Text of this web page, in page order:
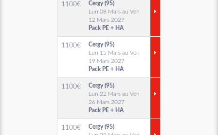
1100€
Cergy (95)
Lun 08 Mars au Ven
12 Mars 2027
Pack PE + HA
1100€
Cergy (95)
Lun 15 Mars au Ven
19 Mars 2027
Pack PE + HA
1100€
Cergy (95)
Lun 22 Mars au Ven
26 Mars 2027
Pack PE + HA
1100€
Cergy (95)